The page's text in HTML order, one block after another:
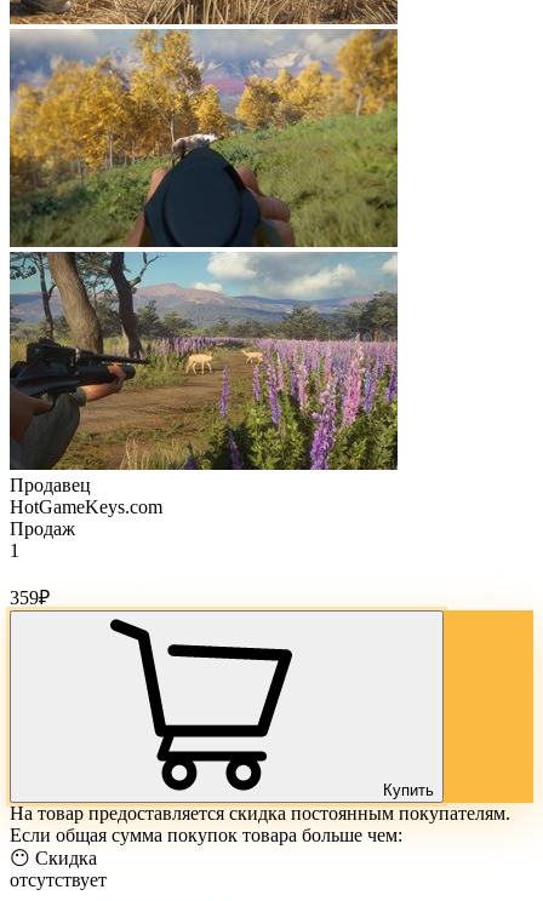
Продавец
HotGameKeys.com
Продаж
1
359₽
Купить
На товар предоставляется скидка постоянным покупателям.
Если общая сумма покупок товара больше чем:
😶 Скидка
отсутствует